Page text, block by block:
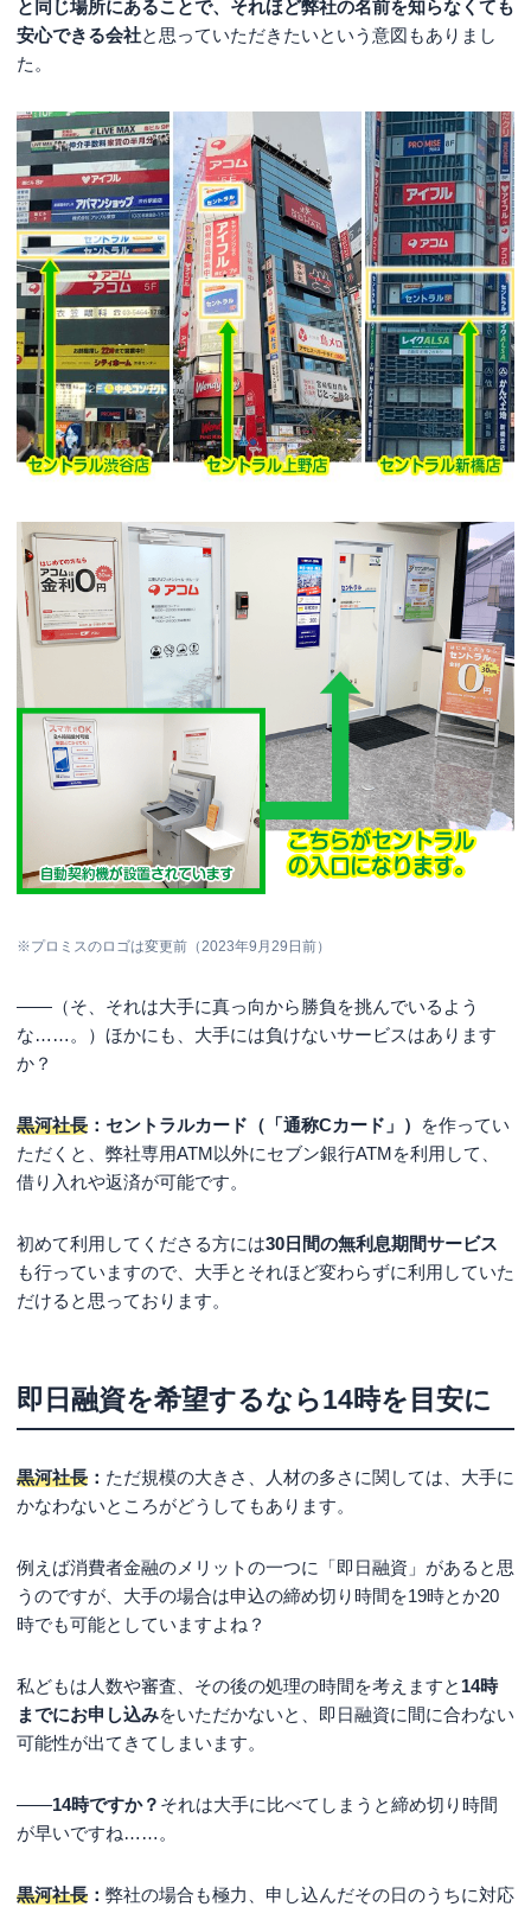
と同じ場所にあることで、それほど弊社の名前を知らなくても
安心できる会社と思っていただきたいという意図もありまし
た。
※プロミスのロゴは変更前（2023年9月29日前）
――（そ、それは大手に真っ向から勝負を挑んでいるよう
な……。）ほかにも、大手には負けないサービスはあります
か？
黒河社長 ： セントラルカード（「通称Cカード」）
を作ってい
ただくと、弊社専用ATM以外にセブン銀行ATMを利用して、
借り入れや返済が可能です。
初めて利用してくださる方には30日間の無利息期間サービス
も行っていますので、大手とそれほど変わらずに利用していた
だけると思っております。
即日融資を希望するなら14時を目安に
黒河社長 ： ただ規模の大きさ、人材の多さに関しては、大手に
かなわないところがどうしてもあります。
例えば消費者金融のメリットの一つに「即日融資」があると思
うのですが、大手の場合は申込の締め切り時間を19時とか20
時でも可能としていますよね？
私どもは人数や審査、その後の処理の時間を考えますと 14時
までにお申し込みをいただかないと、即日融資に間に合わない
可能性が出てきてしまいます。
――14時ですか？ それは大手に比べてしまうと締め切り時間
が早いですね……。
黒河社長 ： 弊社の場合も極力、申し込んだその日のうちに対応